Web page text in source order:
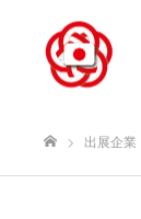
出展企業